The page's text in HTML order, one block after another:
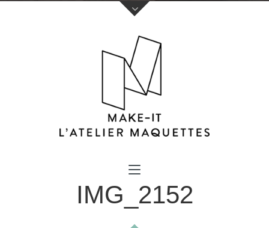
Votre nom (obligatoire)
Votre e-mail (obligatoire)IMG_2152